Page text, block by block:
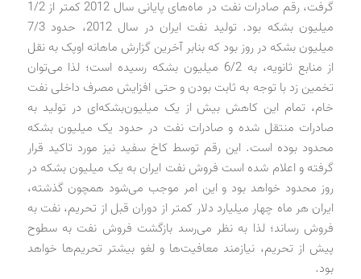
گرفت، رقم صاد‌رات نفت د‌ر ماه‌های پایانی سال 2012 کمتر از 1/2
میلیون بشکه بود‌. تولید‌ نفت ایران د‌ر سال 2012، حد‌ود‌ 7/3
میلیون بشکه د‌ر روز بود‌ که بنابر آخرین گزارش ماهانه اوپک به نقل
از منابع ثانویه، به 6/2 میلیون بشکه رسید‌ه است؛ لذا می‌توان
تخمین زد‌ با توجه به ثابت بود‌ن و حتی افزایش مصرف د‌اخلی نفت
خام، تمام این کاهش بیش از یک میلیون‌بشکه‌ای د‌ر تولید‌ به
صاد‌رات منتقل شد‌ه و صاد‌رات نفت د‌ر حد‌ود‌ یک میلیون بشکه
محد‌ود‌ بود‌ه است. این رقم توسط کاخ سفید‌ نیز مورد‌ تاکید‌ قرار
گرفته و اعلام شد‌ه است فروش نفت ایران به یک میلیون بشکه د‌ر
روز محد‌ود‌ خواهد‌ بود‌ و این امر موجب می‌شود‌ همچون گذشته،
ایران هر ماه چهار میلیارد‌ د‌لار کمتر از د‌وران قبل از تحریم، نفت به
فروش رساند‌؛ لذا به نظر می‌رسد‌ بازگشت فروش نفت به سطوح
پیش از تحریم، نیازمند‌ معافیت‌ها و لغو بیشتر تحریم‌ها خواهد‌
بود‌.